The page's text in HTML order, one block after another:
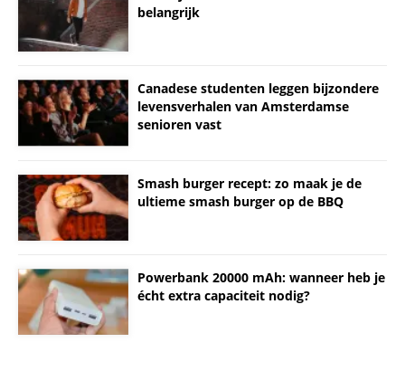
belangrijk
Canadese studenten leggen bijzondere
levensverhalen van Amsterdamse
senioren vast
Smash burger recept: zo maak je de
ultieme smash burger op de BBQ
Powerbank 20000 mAh: wanneer heb je
écht extra capaciteit nodig?